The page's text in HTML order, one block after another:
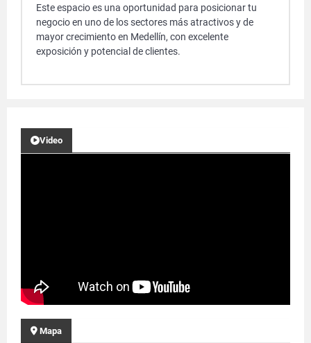
Este espacio es una oportunidad para posicionar tu
negocio en uno de los sectores más atractivos y de
mayor crecimiento en Medellín, con excelente
exposición y potencial de clientes.
Video
Mapa